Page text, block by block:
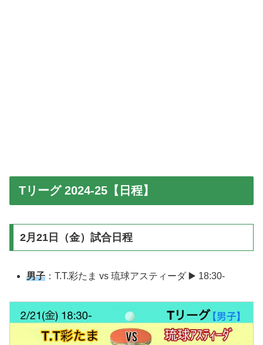
Tリーグ 2024-25【日程】
2月21日（金）試合日程
男子 ：T.T.彩たま vs 琉球アスティーダ ▶️ 18:30-